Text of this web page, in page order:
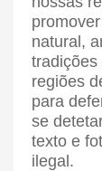
natural,
tradições
regiões
para
se
texto e
ilegal.